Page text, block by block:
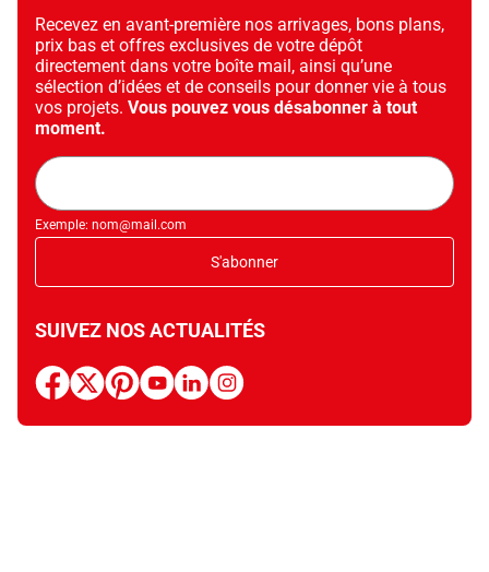
Recevez en avant-première nos arrivages, bons plans,
prix bas et offres exclusives de votre dépôt
directement dans votre boîte mail, ainsi qu’une
sélection d’idées et de conseils pour donner vie à tous
vos projets. Vous pouvez vous désabonner à tout
moment.
Adresse
mail
Exemple: nom@mail.com
S'abonner
SUIVEZ NOS ACTUALITÉS
facebook
x pinterestyoutubelinkedininstagram